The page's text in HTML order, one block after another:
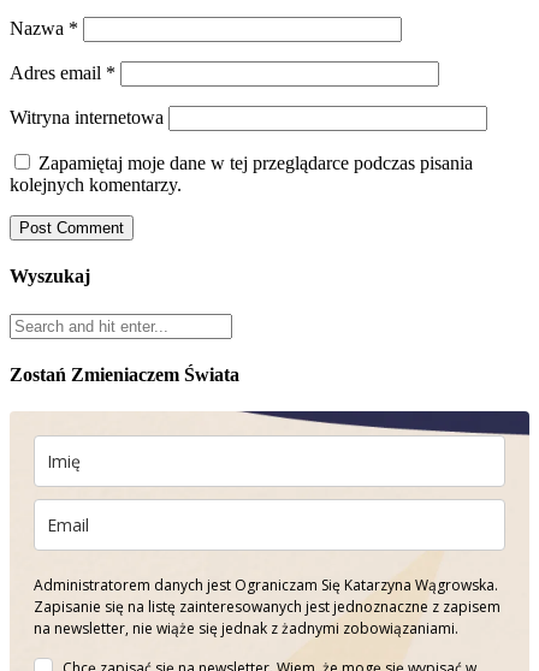
Nazwa *
Adres email *
Witryna internetowa
Zapamiętaj moje dane w tej przeglądarce podczas pisania
kolejnych komentarzy.
Wyszukaj
Zostań Zmieniaczem Świata
Administratorem danych jest Ograniczam Się Katarzyna Wągrowska.
Zapisanie się na listę zainteresowanych jest jednoznaczne z zapisem
na newsletter, nie wiąże się jednak z żadnymi zobowiązaniami.